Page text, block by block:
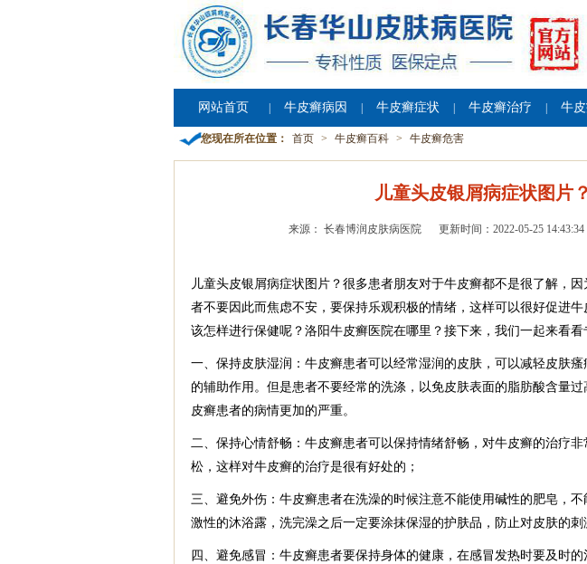
网站首页 牛皮癣病因 牛皮癣症状 牛皮癣治疗 牛
您现在所在位置： 首页 > 牛皮癣百科 > 牛皮癣危害
儿童头皮银屑病症状图片？
来源： 长春博润皮肤病医院 更新时间：2022-05-25 14:43:34
儿童头皮银屑病症状图片？很多患者朋友对于牛皮癣都不是很了解，
者不要因此而焦虑不安，要保持乐观积极的情绪，这样可以很好促进
该怎样进行保健呢？洛阳牛皮癣医院在哪里？接下来，我们一起来看看
一、保持皮肤湿润：牛皮癣患者可以经常湿润的皮肤，可以减轻皮肤
的辅助作用。但是患者不要经常的洗涤，以免皮肤表面的脂肪酸含量
皮癣患者的病情更加的严重。
二、保持心情舒畅：牛皮癣患者可以保持情绪舒畅，对牛皮癣的治疗
松，这样对牛皮癣的治疗是很有好处的；
三、避免外伤：牛皮癣患者在洗澡的时候注意不能使用碱性的肥皂，
激性的沐浴露，洗完澡之后一定要涂抹保湿的护肤品，防止对皮肤的刺
四、避免感冒：牛皮癣患者要保持身体的健康，在感冒发热时要及时的